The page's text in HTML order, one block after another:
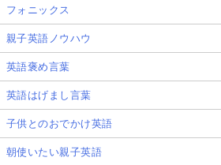
フォニックス
親子英語ノウハウ
英語褒め言葉
英語はげまし言葉
子供とのおでかけ英語
朝使いたい親子英語